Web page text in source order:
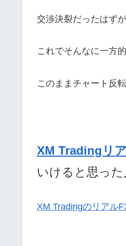
交渉決裂だったはず
これでそんなに一方
このままチャート反
XM Tradingリ
いけると思った
XM Tradingのリアル